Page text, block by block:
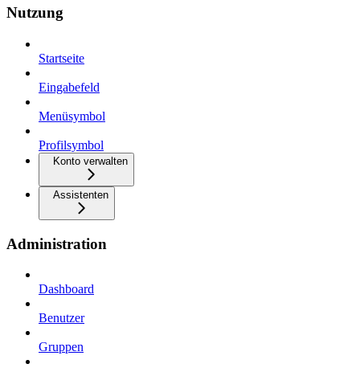
Nutzung
Startseite
Eingabefeld
Menüsymbol
Profilsymbol
Konto verwalten
Assistenten
Administration
Dashboard
Benutzer
Gruppen